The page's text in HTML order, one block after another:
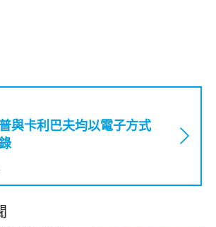
與卡利巴夫均以電子方式